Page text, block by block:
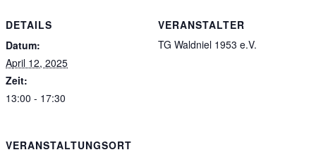
DETAILS
Datum:
April 12, 2025
Zeit:
13:00 - 17:30
VERANSTALTER
TG Waldniel 1953 e.V.
VERANSTALTUNGSORT